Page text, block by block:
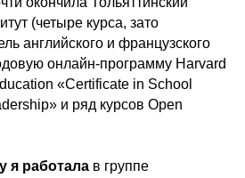
(четыре курса, зато
английского и французского
онлайн-программу Harvard
«Certificate in School
и ряд курсов Open
я работала в группе